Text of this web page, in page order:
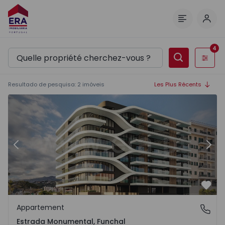
Filtres
4
Resultado de pesquisa: 2 imóveis Les Plus Récents
Appartement T1 Funchal, Ajuda - 1238254 - 1
Précédent
Estrada Monumental, Funchal
Appartement
Estrada Monumental, Funchal